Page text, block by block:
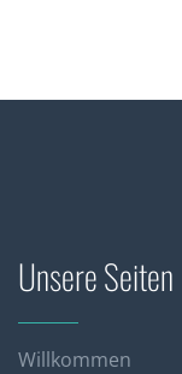
Unsere Seiten
Willkommen